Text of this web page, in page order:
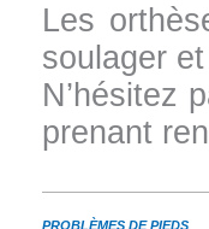
Les
soulager
N’hésitez
prenant
PROBLÈMES DE PIEDS